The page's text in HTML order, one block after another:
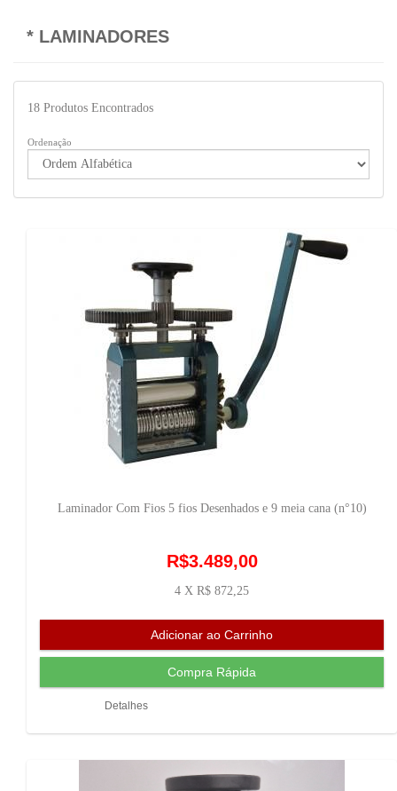
* LAMINADORES
18 Produtos Encontrados
Ordenação
Laminador Com Fios 5 fios Desenhados e 9 meia cana (n°10)
R$3.489,00
4 X R$ 872,25
Detalhes